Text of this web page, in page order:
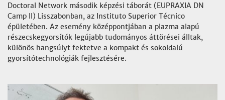
Doctoral Network második képzési táborát (EUPRAXIA DN
Camp II) Lisszabonban, az Instituto Superior Técnico
épületében. Az esemény középpontjában a plazma alapú
részecskegyorsítók legújabb tudományos áttörései álltak,
különös hangsúlyt fektetve a kompakt és sokoldalú
gyorsítótechnológiák fejlesztésére.